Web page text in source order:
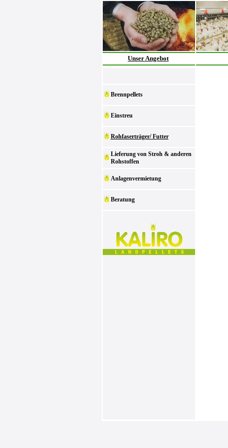
Unser Angebot
Brennpellets
Einstreu
Rohfaserträger/ Futter
Lieferung von Stroh & anderen
Rohstoffen
Anlagenvermietung
Beratung